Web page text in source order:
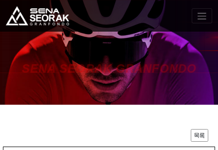
SENA SEORAK GRANFONDO
목록